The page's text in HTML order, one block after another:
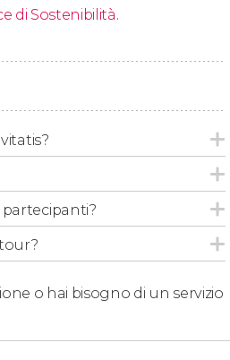
di Sostenibilità.
o hai bisogno di un servizio